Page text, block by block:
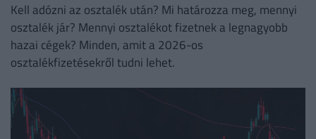
Kell adózni az osztalék után? Mi határozza meg, mennyi
osztalék jár? Mennyi osztalékot fizetnek a legnagyobb
hazai cégek? Minden, amit a 2026-os
osztalékfizetésekről tudni lehet.